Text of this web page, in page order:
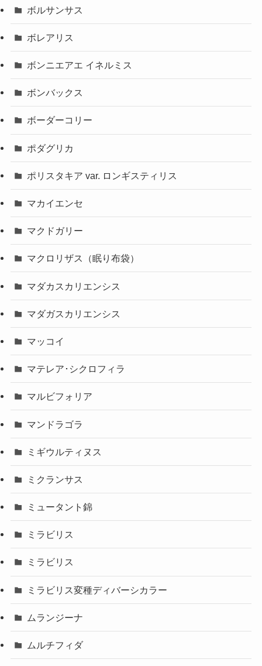
ボルサンサス
ボレアリス
ボンニエアエ イネルミス
ボンバックス
ボーダーコリー
ポダグリカ
ポリスタキア var. ロンギスティリス
マカイエンセ
マクドガリー
マクロリザス（眠り布袋）
マダカスカリエンシス
マダガスカリエンシス
マッコイ
マテレア･シクロフィラ
マルビフォリア
マンドラゴラ
ミギウルティヌス
ミクランサス
ミュータント錦
ミラビリス
ミラビリス
ミラビリス変種ディバーシカラー
ムランジーナ
ムルチフィダ